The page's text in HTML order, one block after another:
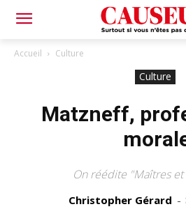
Accueil Culture
Culture
Matzneff,
On réédite "Maîtres
Christopher Gérard -